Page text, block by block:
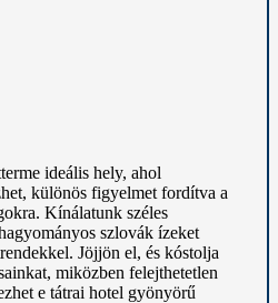
ideális hely, ahol
különös figyelmet fordítva a
Kínálatunk széles
szlovák ízeket
Jöjjön el, és kóstolja
miközben felejthetetlen
e tátrai hotel gyönyörű